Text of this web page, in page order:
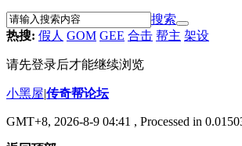
搜索
热搜: 假人 GOM GEE 合击 帮主 架设
请先登录后才能继续浏览
小黑屋|传奇帮论坛
GMT+8, 2026-8-9 04:41 , Processed in